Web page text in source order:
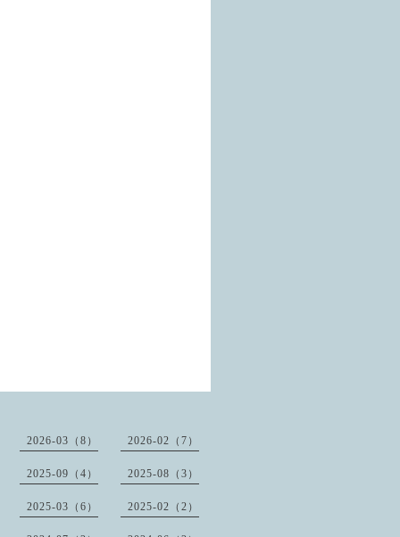
2026-03（8） 2026-02（7）
2025-09（4） 2025-08（3）
2025-03（6） 2025-02（2）